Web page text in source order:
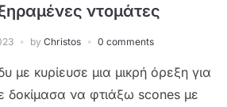
ντομάτες
by Christos 0 comments
με κυρίευσε μια μικρή όρεξη για
δοκίμασα να φτιάξω scones με